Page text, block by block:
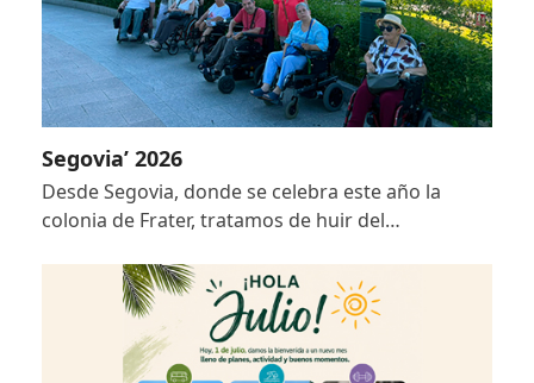
Segovia’ 2026
Desde Segovia, donde se celebra este año la
colonia de Frater, tratamos de huir del…